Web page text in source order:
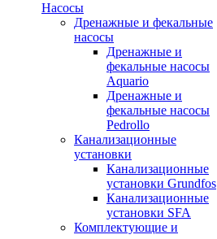
Насосы
Дренажные и фекальные
насосы
Дренажные и
фекальные насосы
Aquario
Дренажные и
фекальные насосы
Pedrollo
Канализационные
установки
Канализационные
установки Grundfos
Канализационные
установки SFA
Комплектующие и